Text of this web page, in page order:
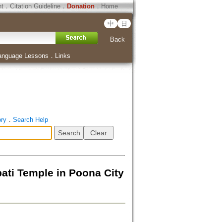
．Citation Guideline． Donation．Home
中 日
Back
Lessons ． Links
． Search Help
Temple in Poona City